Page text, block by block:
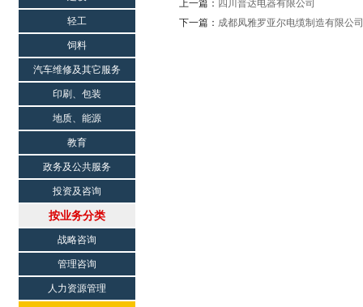
轻工
饲料
汽车维修及其它服务
印刷、包装
地质、能源
教育
政务及公共服务
投资及咨询
按业务分类
战略咨询
管理咨询
人力资源管理
上一篇： 四川普达电器有限公司
下一篇： 成都凤雅罗亚尔电缆制造有限公司